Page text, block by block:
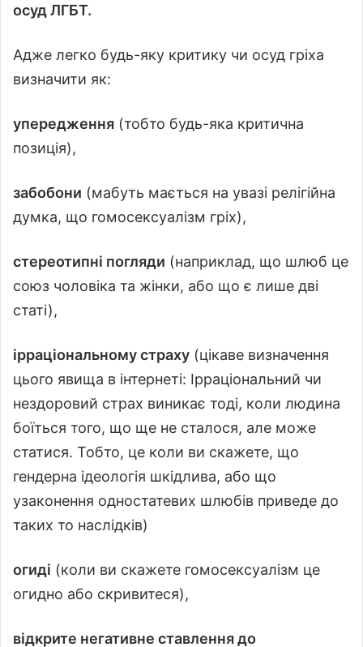
осуд ЛГБТ.
Адже легко будь-яку критику чи осуд гріха
визначити як:
упередження (тобто будь-яка критична
позиція),
забобони (мабуть мається на увазі релігійна
думка, що гомосексуалізм гріх),
стереотипні погляди (наприклад, що шлюб це
союз чоловіка та жінки, або що є лише дві
статі),
ірраціональному страху (цікаве визначення
цього явища в інтернеті: Ірраціональний чи
нездоровий страх виникає тоді, коли людина
боїться того, що ще не сталося, але може
статися. Тобто, це коли ви скажете, що
гендерна ідеологія шкідлива, або що
узаконення одностатевих шлюбів приведе до
таких то наслідків)
огиді (коли ви скажете гомосексуалізм це
огидно або скривитеся),
відкрите негативне ставлення до